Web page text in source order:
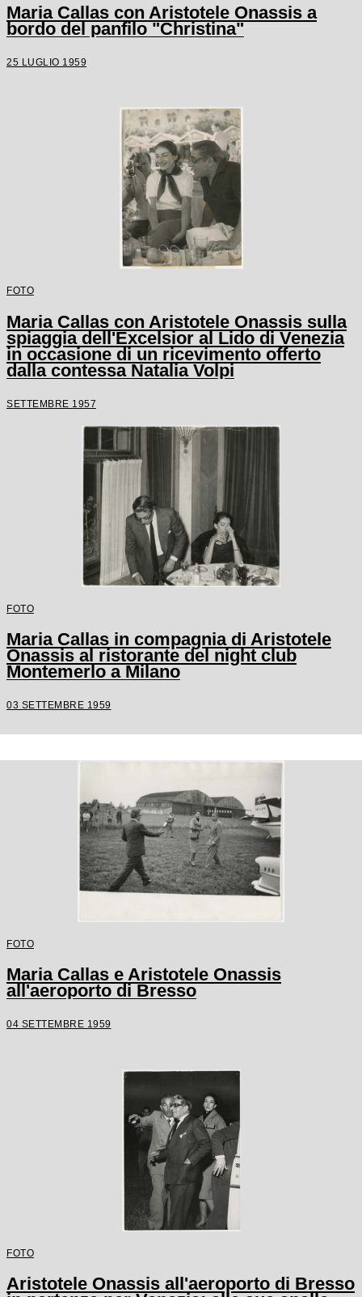
Maria Callas con Aristotele Onassis a
bordo del panfilo "Christina"
25 LUGLIO 1959
FOTO
Maria Callas con Aristotele Onassis sulla
spiaggia dell'Excelsior al Lido di Venezia
in occasione di un ricevimento offerto
dalla contessa Natalia Volpi
SETTEMBRE 1957
FOTO
Maria Callas in compagnia di Aristotele
Onassis al ristorante del night club
Montemerlo a Milano
03 SETTEMBRE 1959
FOTO
Maria Callas e Aristotele Onassis
all'aeroporto di Bresso
04 SETTEMBRE 1959
FOTO
Aristotele Onassis all'aeroporto di Bresso